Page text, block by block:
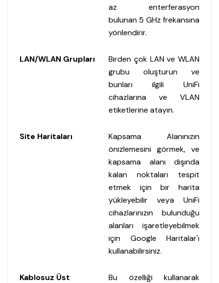
az enterferasyon
bulunan 5 GHz frekansına
yönlendirir.
LAN/WLAN Grupları
Birden çok LAN ve WLAN
grubu oluşturun ve
bunları ilgili UniFi
cihazlarına ve VLAN
etiketlerine atayın.
Site Haritaları
Kapsama Alanınızın
önizlemesini görmek, ve
kapsama alanı dışında
kalan noktaları tespit
etmek için bir harita
yükleyebilir veya UniFi
cihazlarınızın bulunduğu
alanları işaretleyebilmek
için Google Haritalar'ı
kullanabilirsiniz.
Kablosuz Üst
Bu özelliği kullanarak